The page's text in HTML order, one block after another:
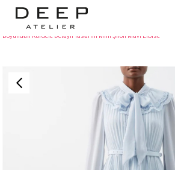
Anasayfa TÜM ELBİSELER
Boyundan Kurdele Detaylı Tasarım Mini Şifon Mavi Elbise